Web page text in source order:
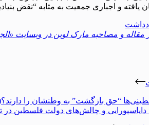
یافته و اجباری جمعیت به مثابه “نقض
مقاله و مصاحبه مارک لوین در وبسایت
“حق بازگشت” به وطنشان‌ را
و چالش‌های دولت فلسطین در